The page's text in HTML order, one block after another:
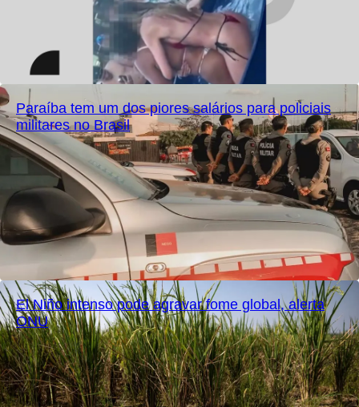
Paraíba tem um dos piores salários para policiais
militares no Brasil
El Niño intenso pode agravar fome global, alerta
ONU